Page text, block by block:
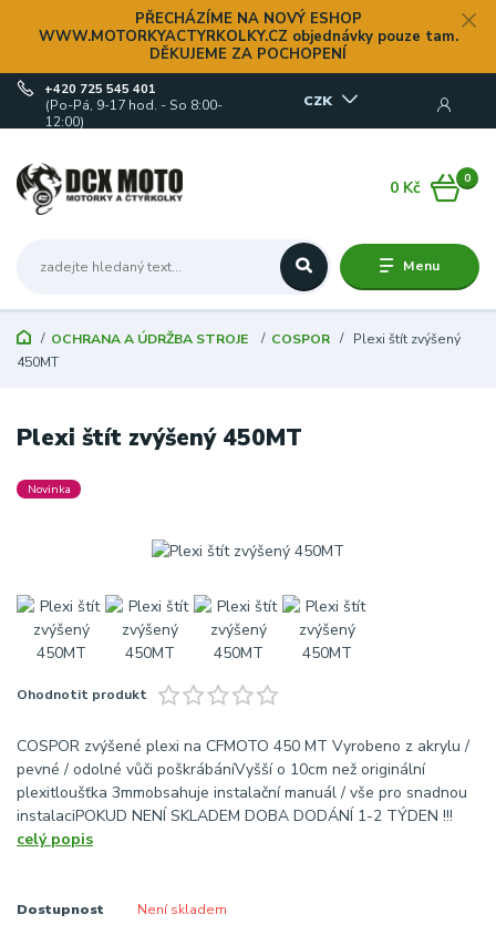
PŘECHÁZÍME NA NOVÝ ESHOP
WWW.MOTORKYACTYRKOLKY.CZ objednávky pouze tam.
DĚKUJEME ZA POCHOPENÍ
Menu
CZK
+420 725 545 401
(Po-Pá, 9-17 hod. - So 8:00-
12:00)
0
0 Kč
OCHRANA A ÚDRŽBA STROJE COSPOR
Plexi štít zvýšený
450MT
Plexi štít zvýšený 450MT
Novinka
Ohodnotit produkt
COSPOR zvýšené plexi na CFMOTO 450 MT Vyrobeno z akrylu /
pevné / odolné vůči poškrábáníVyšší o 10cm než originální
plexitloušťka 3mmobsahuje instalační manuál / vše pro snadnou
instalaciPOKUD NENÍ SKLADEM DOBA DODÁNÍ 1-2 TÝDEN !!!
celý popis
Dostupnost Není skladem